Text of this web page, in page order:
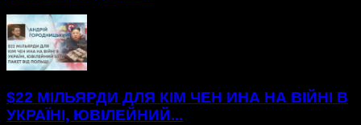
$22 МІЛЬЯРДИ ДЛЯ КІМ ЧЕН ИНА НА ВІЙНІ В
УКРАЇНІ, ЮВІЛЕЙНИЙ...